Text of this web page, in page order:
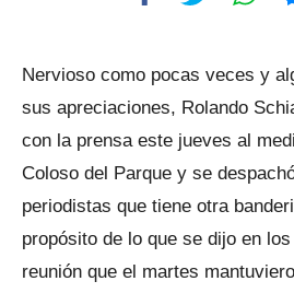
Nervioso como pocas veces y
sus apreciaciones, Rolando
con la prensa este jueves al
Coloso del Parque y se
periodistas que tiene otra
propósito de lo que se dijo en
reunión que el martes